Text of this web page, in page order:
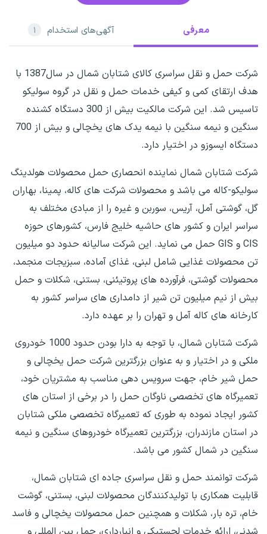
معرفی آگهی‌های استخدام ۱
شرکت حمل و نقل سراسری کالای شتابان شمال در سال1387 با
هدف ارتقای کمی و کیفی خدمات حمل و نقل در گروه سولیکو
تاسیس شد. این شرکت مالکیت بیش از 300 دستگاه کشنده
سنگین و نیمه سنگین با نیمه یدک های یخچالی و بیش از 700
دستگاه ایسوزو در اختیار دارد.
شرکت شتابان شمال نماینده انحصاری حمل محصولات هولدینگ
سولیکو-کاله می باشد و محصولات شرکت های کاله، پمینا، بهاران
گل، گوشتی آمل، آریس، سوربن و غیره را از مبادی مختلف به
سراسر ایران و کشور های حاشیه خلیج فارس، کشورهای حوزه
CIS و GIS حمل می نماید. این شرکت سالیانه حدود دو میلیون
تن محصولات غذایی شامل لبنی، غذای آماده، سبزیجات منجمد،
محصولات گوشتی، فرآورده های پروتیئنی، بستنی، شکلات و حمل
بیش از نیم میلیون تن شیر از دامداری های سراسر کشور به
کارخانه های کاله آمل و تهران را بر عهده دارد.
شرکت شتابان شمال، با توجه به دارا بودن حدود 1000 خودروی
ملکی و در اختیار و به عنوان بزرگترین شرکت حمل یخچالی و
حمل شیر خام، جهت سرویس دهی مناسب به مشتریان خود،
تعمیرگاه های تخصصی ناوگان حمل را در برخی از استان های
کشور ایجاد نموده به طوری که تعمیرگاه تخصصی ملکی شتابان
در استان مازندران، بزرگترین تعمیرگاه خودروهای سنگین و نیمه
سنگین در شمال کشور می باشد.
شرکت توانمند حمل و نقل سراسری جاده ای شتابان شمال،
قابلیت همکاری با تولیدکنندگان محصولات لبنی، بستنی، گوشت
خام، تره بار، شکلات و همچنین حمل محصولات یخچالی و فاسد